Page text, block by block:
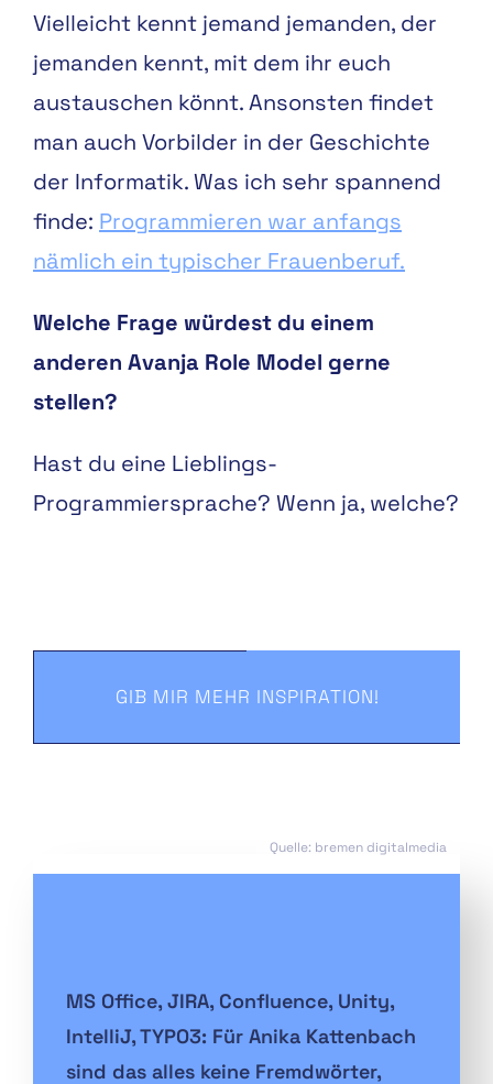
Vielleicht kennt jemand jemanden, der
jemanden kennt, mit dem ihr euch
austauschen könnt. Ansonsten findet
man auch Vorbilder in der Geschichte
der Informatik. Was ich sehr spannend
finde: Programmieren war anfangs
nämlich ein typischer Frauenberuf.
Welche Frage würdest du einem
anderen Avanja Role Model gerne
stellen?
Hast du eine Lieblings-
Programmiersprache? Wenn ja, welche?
GIB MIR MEHR INSPIRATION!
Quelle: bremen digitalmedia
MS Office, JIRA, Confluence, Unity,
IntelliJ, TYPO3: Für Anika Kattenbach
sind das alles keine Fremdwörter,